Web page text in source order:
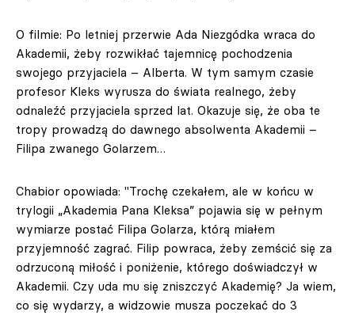
O filmie: Po letniej przerwie Ada Niezgódka wraca do
Akademii, żeby rozwikłać tajemnicę pochodzenia
swojego przyjaciela – Alberta. W tym samym czasie
profesor Kleks wyrusza do świata realnego, żeby
odnaleźć przyjaciela sprzed lat. Okazuje się, że oba te
tropy prowadzą do dawnego absolwenta Akademii –
Filipa zwanego Golarzem…
Chabior opowiada: "Trochę czekałem, ale w końcu w
trylogii „Akademia Pana Kleksa” pojawia się w pełnym
wymiarze postać Filipa Golarza, którą miałem
przyjemność zagrać. Filip powraca, żeby zemścić się za
odrzuconą miłość i poniżenie, którego doświadczył w
Akademii. Czy uda mu się zniszczyć Akademię? Ja wiem,
co się wydarzy, a widzowie musza poczekać do 3